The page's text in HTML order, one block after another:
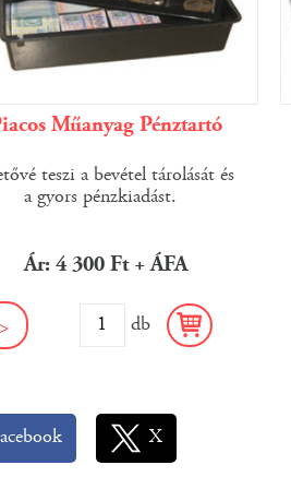
Műanyag Pénztartó
teszi a bevétel tárolását és
a gyors pénzkiadást.
Ár: 4 300 Ft + ÁFA
db
X